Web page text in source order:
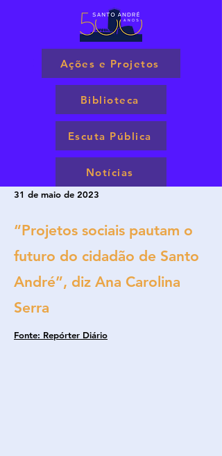
Ações e Projetos
Biblioteca
Escuta Pública
Notícias
31 de maio de 2023
“Projetos sociais pautam o
futuro do cidadão de Santo
André”, diz Ana Carolina
Serra
Fonte: Repórter Diário